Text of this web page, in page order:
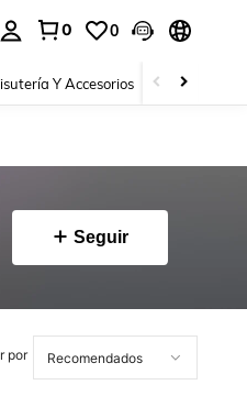
0 0
Y Accesorios Zapatos
Seguir
por